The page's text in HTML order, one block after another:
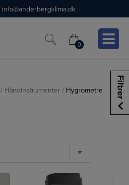
info@anderbergklima.dk
0
0
/ Håndinstrumenter / Hygrometre Filtrer